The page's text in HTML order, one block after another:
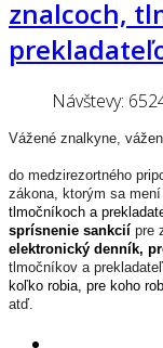
znalcoch,
Návštevy:
Vážené znalkyne,
do medzirezortného
zákona, ktorým sa mení
tlmočníkoch a
sprísnenie sankcií pre
elektronický denník,
tlmočníkov a
koľko robia, pre koho
atď.